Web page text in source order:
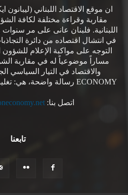
ان موقع الاقتصاد اللبناني
مقاربة وقراءة مختلفة لكافة
اللبنانية. فلبنان عانى على مر
في انتشال اقتصاده من دائرة
التوجه على مواكبة الإعلام
مساراً موضوعياً له في مقاربة
ECONOMY رسالة واضحة، هي: تغليب الاقتصاد على السياسة.
اتصل بنا:
تابعنا